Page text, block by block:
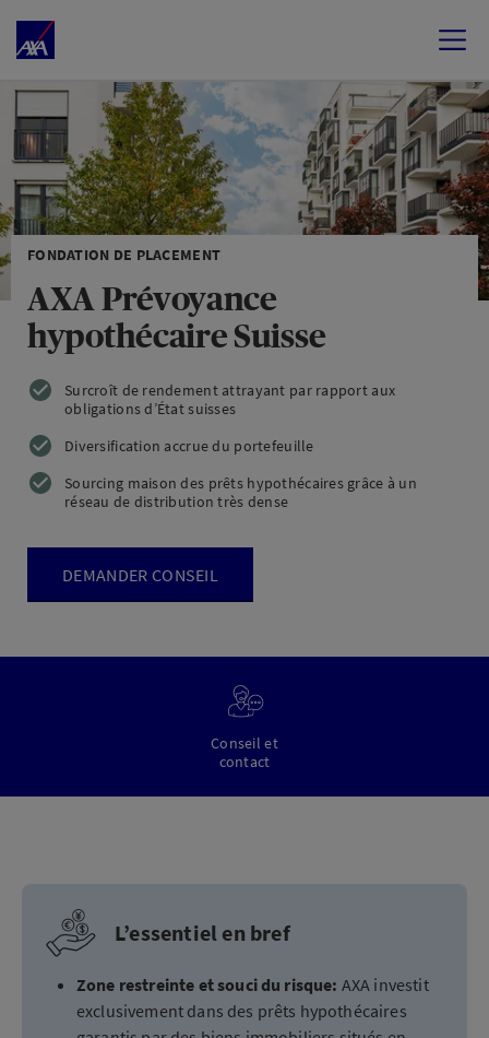
FONDATION DE PLACEMENT
AXA Prévoyance
hypothécaire Suisse
Surcroît de rendement attrayant par rapport aux
obligations d’État suisses
Diversification accrue du portefeuille
Sourcing maison des prêts hypothécaires grâce à un
réseau de distribution très dense
DEMANDER CONSEIL
Conseil et
contact
L’essentiel en bref
Zone restreinte et souci du risque: AXA investit
exclusivement dans des prêts hypothécaires